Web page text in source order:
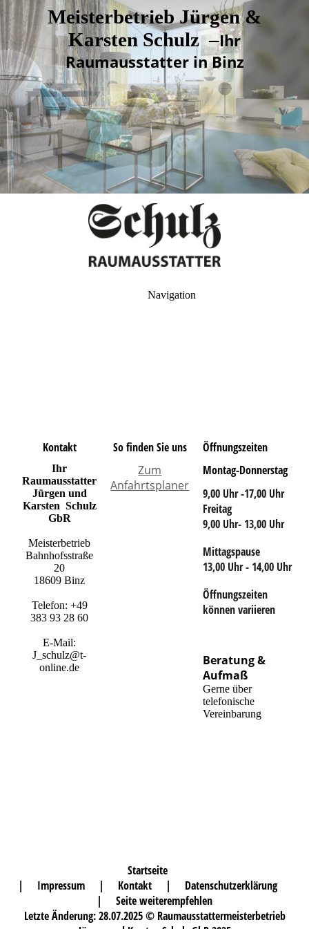
Meisterbetrieb Jürgen &
Karsten Schulz–Ihr
Raumausstatter in Binz
Navigation
Kontakt
Ihr
Raumausstatter
Jürgen und
Karsten Schulz
GbR
Meisterbetrieb
Bahnhofsstraße
20
18609 Binz
Telefon: +49
383 93 28 60
E-Mail:
J_schulz@t-
online.de
So finden Sie uns
Zum
Anfahrtsplaner
Öffnungszeiten
Montag-Donnerstag
9,00 Uhr -17,00 Uhr
Freitag
9,00 Uhr- 13,00 Uhr
Mittagspause
13,00 Uhr - 14,00 Uhr
Öffnungszeiten
können variieren
Beratung &
Aufmaß
Gerne über
telefonische
Vereinbarung
Startseite
|
Impressum | Kontakt |
Datenschutzerklärung
|
Seite weiterempfehlen
Letzte Änderung: 28.07.2025 © Raumausstattermeisterbetrieb